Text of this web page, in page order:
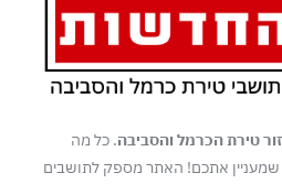
טירת הכרמל והסביבה. כל מה
אתכם! האתר מספק לתושבים